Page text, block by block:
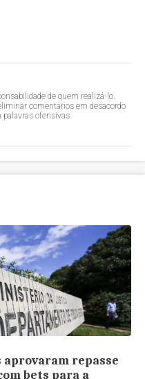
de quem realizá-lo.
comentários em desacordo
ofensivas.
repasse
bets para a